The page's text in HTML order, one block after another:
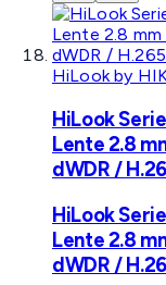
HiLook by
HiLook
Lente 2.8
dWDR /
HiLook
Lente 2.8
dWDR /